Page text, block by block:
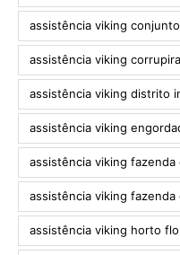
assistência viking
assistência viking corrupira
assistência viking distrito
assistência viking
assistência viking fazenda
assistência viking fazenda
assistência viking horto